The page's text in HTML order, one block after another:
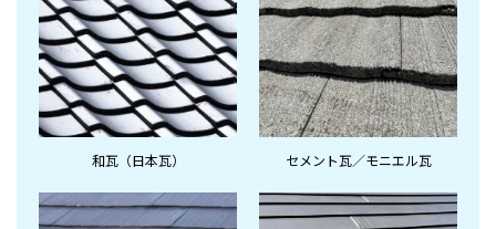
和瓦（日本瓦） セメント瓦／モニエル瓦